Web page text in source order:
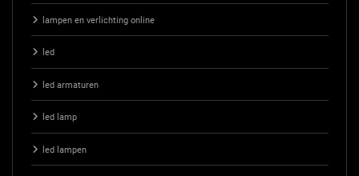
lampen en verlichting online
led
led armaturen
led lamp
led lampen